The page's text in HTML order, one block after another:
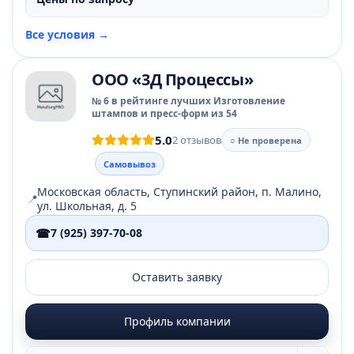
Все условия →
ООО «3Д Процессы»
№ 6 в рейтинге лучших Изготовление
штампов и пресс-форм из 54
5.02 отзывов
○ Не проверена
Самовывоз
📍Московская область, Ступинский район, п. Малино,
ул. Школьная, д. 5
☎7 (925) 397-70-08
Оставить заявку
Профиль компании